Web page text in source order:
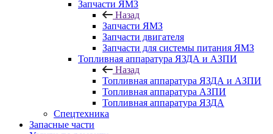
Запчасти ЯМЗ
Назад
Запчасти ЯМЗ
Запчасти двигателя
Запчасти для системы питания ЯМЗ
Топливная аппаратура ЯЗДА и АЗПИ
Назад
Топливная аппаратура ЯЗДА и АЗПИ
Топливная аппаратура АЗПИ
Топливная аппаратура ЯЗДА
Спецтехника
Запасные части